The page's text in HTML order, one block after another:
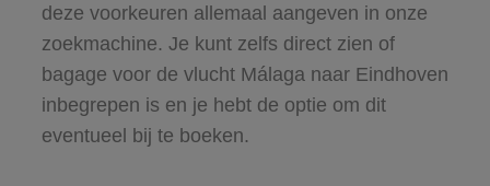
deze voorkeuren allemaal aangeven in onze
zoekmachine. Je kunt zelfs direct zien of
bagage voor de vlucht Málaga naar Eindhoven
inbegrepen is en je hebt de optie om dit
eventueel bij te boeken.